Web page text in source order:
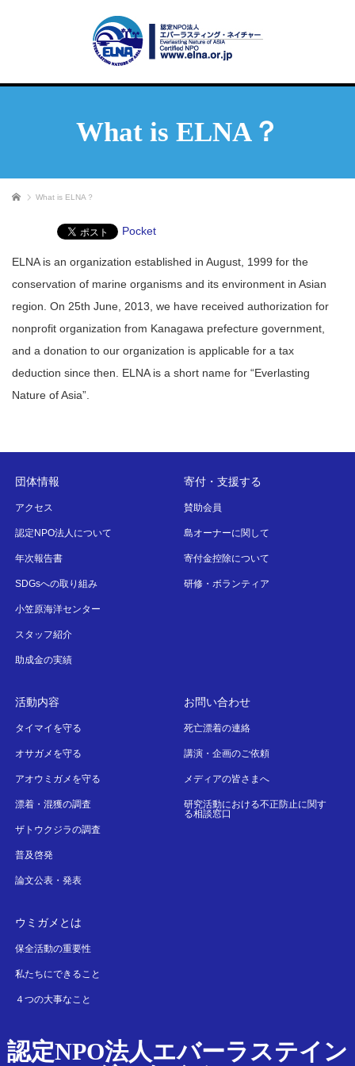
What is ELNA？
ホーム What is ELNA？
Pocket
ELNA is an organization established in August, 1999 for the
conservation of marine organisms and its environment in Asian
region. On 25th June, 2013, we have received authorization for
nonprofit organization from Kanagawa prefecture government,
and a donation to our organization is applicable for a tax
deduction since then. ELNA is a short name for “Everlasting
Nature of Asia”.
団体情報
アクセス
認定NPO法人について
年次報告書
SDGsへの取り組み
小笠原海洋センター
スタッフ紹介
助成金の実績
寄付・支援する
賛助会員
島オーナーに関して
寄付金控除について
研修・ボランティア
活動内容
タイマイを守る
オサガメを守る
アオウミガメを守る
漂着・混獲の調査
ザトウクジラの調査
普及啓発
論文公表・発表
お問い合わせ
死亡漂着の連絡
講演・企画のご依頼
メディアの皆さまへ
研究活動における不正防止に関す
る相談窓口
ウミガメとは
保全活動の重要性
私たちにできること
４つの大事なこと
認定NPO法人エバーラステイン